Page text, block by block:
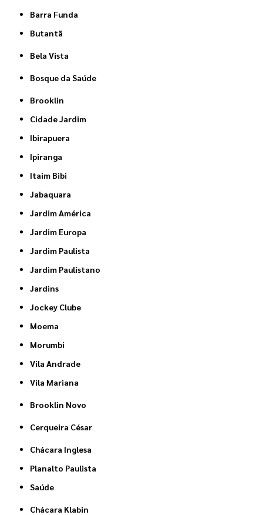
Barra Funda
Butantã
Bela Vista
Bosque da Saúde
Brooklin
Cidade Jardim
Ibirapuera
Ipiranga
Itaim Bibi
Jabaquara
Jardim América
Jardim Europa
Jardim Paulista
Jardim Paulistano
Jardins
Jockey Clube
Moema
Morumbi
Vila Andrade
Vila Mariana
Brooklin Novo
Cerqueira César
Chácara Inglesa
Planalto Paulista
Saúde
Chácara Klabin